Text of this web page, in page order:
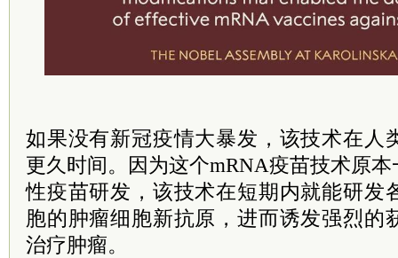
如果没有新冠疫情大暴发，该技术在人
更久时间。因为这个mRNA疫苗技术原
性疫苗研发，该技术在短期内就能研发
胞的肿瘤细胞新抗原，进而诱发强烈的
治疗肿瘤。